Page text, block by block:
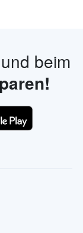
beim